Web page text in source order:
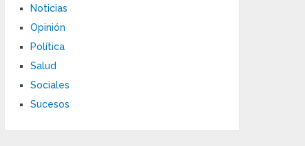
Noticias
Opinión
Política
Salud
Sociales
Sucesos